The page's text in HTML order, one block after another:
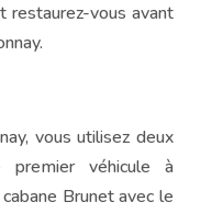
restaurez-vous avant
vous utilisez deux
premier véhicule à
Brunet avec le